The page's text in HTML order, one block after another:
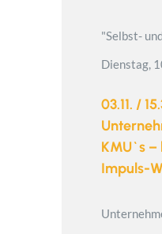
"Selbst-
Dienstag,
03.11. /
KMU`s –
Impuls-